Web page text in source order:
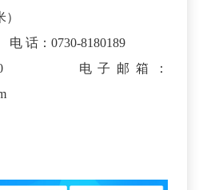
话：0730-8180189
电子邮箱：